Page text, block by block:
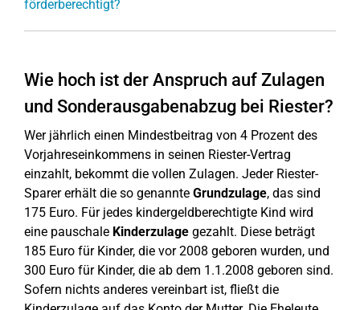
förderberechtigt?
Wie hoch ist der Anspruch auf Zulagen
und Sonderausgabenabzug bei Riester?
Wer jährlich einen Mindestbeitrag von 4 Prozent des
Vorjahreseinkommens in seinen Riester-Vertrag
einzahlt, bekommt die vollen Zulagen. Jeder Riester-
Sparer erhält die so genannte Grundzulage, das sind
175 Euro. Für jedes kindergeldberechtigte Kind wird
eine pauschale Kinderzulage gezahlt. Diese beträgt
185 Euro für Kinder, die vor 2008 geboren wurden, und
300 Euro für Kinder, die ab dem 1.1.2008 geboren sind.
Sofern nichts anderes vereinbart ist, fließt die